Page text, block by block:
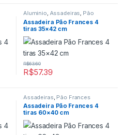
Aluminio, Assadeiras, Pão
Frances
Assadeira Pão Frances 4
tiras 35×42 cm
R$57.39
R$63.60
Assadeiras Pão Frances
Assadeira Pão Frances 4
tiras 60×40 cm